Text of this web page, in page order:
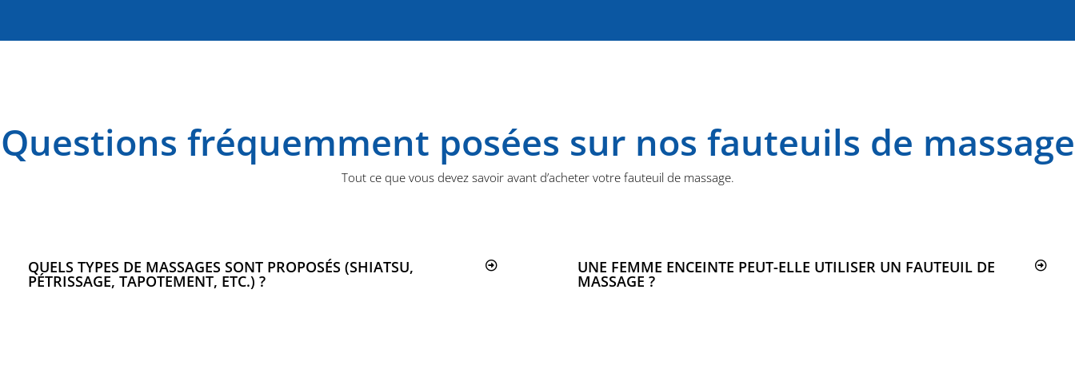
Questions fréquemment posées sur nos fauteuils de massage
Tout ce que vous devez savoir avant d’acheter votre fauteuil de massage.
QUELS TYPES DE MASSAGES SONT PROPOSÉS (SHIATSU,
PÉTRISSAGE, TAPOTEMENT, ETC.) ?
UNE FEMME ENCEINTE PEUT-ELLE UTILISER UN FAUTEUIL DE
MASSAGE ?